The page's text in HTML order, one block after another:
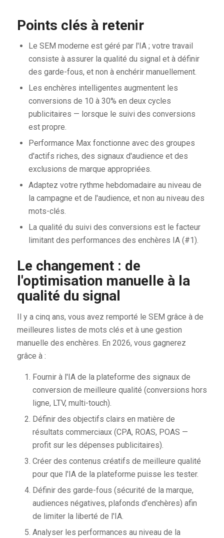
Points clés à retenir
Le SEM moderne est géré par l'IA ; votre travail
consiste à assurer la qualité du signal et à définir
des garde-fous, et non à enchérir manuellement.
Les enchères intelligentes augmentent les
conversions de 10 à 30% en deux cycles
publicitaires — lorsque le suivi des conversions
est propre.
Performance Max fonctionne avec des groupes
d'actifs riches, des signaux d'audience et des
exclusions de marque appropriées.
Adaptez votre rythme hebdomadaire au niveau de
la campagne et de l'audience, et non au niveau des
mots-clés.
La qualité du suivi des conversions est le facteur
limitant des performances des enchères IA (#1).
Le changement : de
l'optimisation manuelle à la
qualité du signal
Il y a cinq ans, vous avez remporté le SEM grâce à de
meilleures listes de mots clés et à une gestion
manuelle des enchères. En 2026, vous gagnerez
grâce à :
Fournir à l'IA de la plateforme des signaux de
conversion de meilleure qualité (conversions hors
ligne, LTV, multi-touch).
Définir des objectifs clairs en matière de
résultats commerciaux (CPA, ROAS, POAS —
profit sur les dépenses publicitaires).
Créer des contenus créatifs de meilleure qualité
pour que l'IA de la plateforme puisse les tester.
Définir des garde-fous (sécurité de la marque,
audiences négatives, plafonds d'enchères) afin
de limiter la liberté de l'IA.
Analyser les performances au niveau de la